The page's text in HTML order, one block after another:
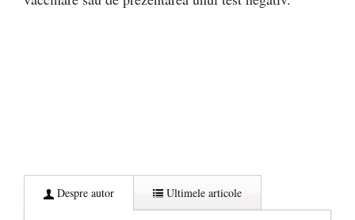
Despre autor Ultimele articole